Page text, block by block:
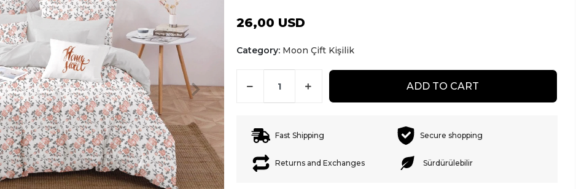
26,00 USD
Category: Moon Çift Kişilik
ADD TO CART
Fast Shipping Secure shopping
Returns and Exchanges Sürdürülebilir